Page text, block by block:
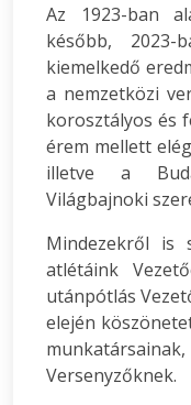
Az 1923-ban
később,
kiemelkedő
a nemzetközi
korosztályos és
érem mellett
illetve a
Világbajnoki
Mindezekről is
atlétáink
utánpótlás
elején
Versenyzőknek.